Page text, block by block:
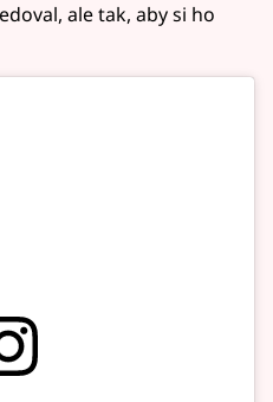
ale tak, aby si ho